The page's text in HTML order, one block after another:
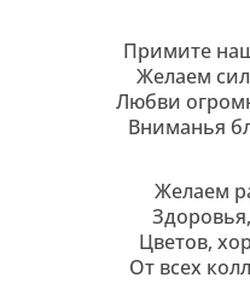
Примите
Желаем
Любви
Вниманья
Желаем
Цветов,
От всех